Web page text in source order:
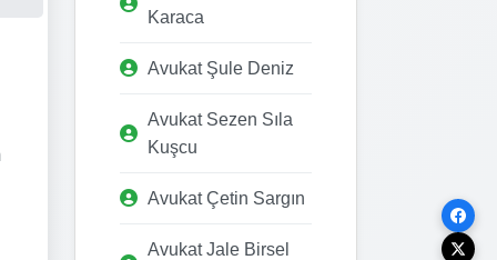
Karaca
Avukat Şule Deniz
Avukat Sezen Sıla
Kuşcu
Avukat Çetin Sargın
Avukat Jale Birsel